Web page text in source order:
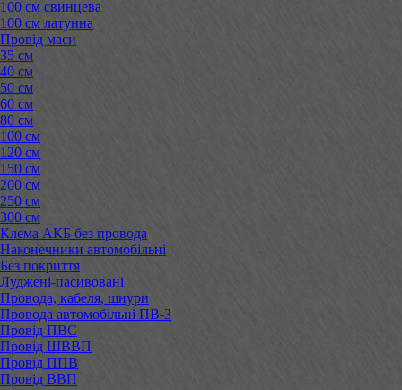
100 см свинцева
100 см латунна
Провід маси
35 см
40 см
50 см
60 см
80 см
100 см
120 см
150 см
200 см
250 см
300 см
Клема АКБ без провода
Наконечники автомобільні
Без покриття
Луджені-пасивовані
Провода, кабеля, шнури
Провода автомобільні ПВ-3
Провід ПВС
Провід ШВВП
Провід ППВ
Провід ВВП